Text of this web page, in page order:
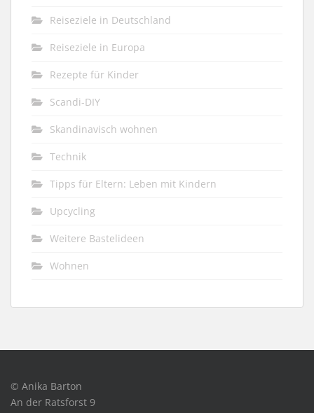
Reiseziele in Deutschland
Reiseziele in Europa
Rezepte für Kinder
Scandi-DIY
Skandinavisch wohnen
Technik
Tipps für Eltern: Leben mit Kindern
Upcycling
Weitere Bastelideen
Wohnen
© Anika Barton
An der Ratsforst 9